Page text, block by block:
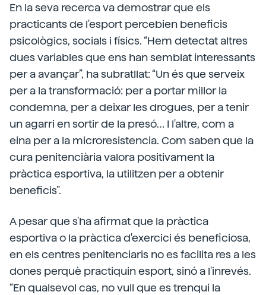
En la seva recerca va demostrar que els
practicants de l'esport percebien beneficis
psicològics, socials i físics. “Hem detectat altres
dues variables que ens han semblat interessants
per a avançar”, ha subratllat: “Un és que serveix
per a la transformació: per a portar millor la
condemna, per a deixar les drogues, per a tenir
un agarri en sortir de la presó… I l'altre, com a
eina per a la microresistencia. Com saben que la
cura penitenciària valora positivament la
pràctica esportiva, la utilitzen per a obtenir
beneficis”.
A pesar que s'ha afirmat que la pràctica
esportiva o la pràctica d'exercici és beneficiosa,
en els centres penitenciaris no es facilita res a les
dones perquè practiquin esport, sinó a l'inrevés.
“En qualsevol cas, no vull que es trenqui la